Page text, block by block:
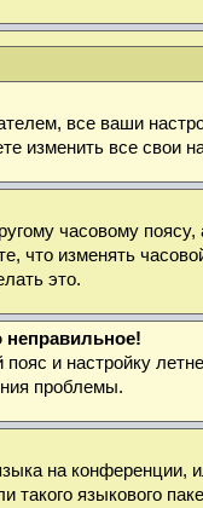
все ваши
изменить все свои
часовому
что изменять
это.
неправильное!
и настройку
проблемы.
на
такого языкового